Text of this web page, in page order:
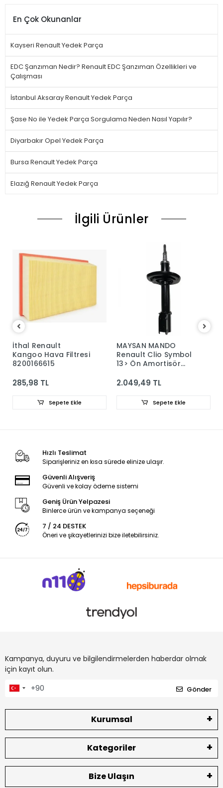
En Çok Okunanlar
Kayseri Renault Yedek Parça
EDC Şanzıman Nedir? Renault EDC Şanzıman Özellikleri ve
Çalışması
İstanbul Aksaray Renault Yedek Parça
Şase No ile Yedek Parça Sorgulama Neden Nasıl Yapılır?
Diyarbakır Opel Yedek Parça
Bursa Renault Yedek Parça
Elazığ Renault Yedek Parça
İlgili Ürünler
İthal Renault
Kangoo Hava Filtresi
8200166615
285,98 TL
Sepete Ekle
MAYSAN MANDO
Renault Clio Symbol
13> Ön Amortisör
9410323
2.049,49 TL
Sepete Ekle
Hızlı Teslimat
Siparişleriniz en kısa sürede elinize ulaşır.
Güvenli Alışveriş
Güvenli ve kolay ödeme sistemi
Geniş Ürün Yelpazesi
Binlerce ürün ve kampanya seçeneği
7 / 24 DESTEK
Öneri ve şikayetlerinizi bize iletebilirsiniz.
Kampanya, duyuru ve bilgilendirmelerden haberdar olmak
için kayıt olun.
Gönder
Kurumsal
Kategoriler
Bize Ulaşın